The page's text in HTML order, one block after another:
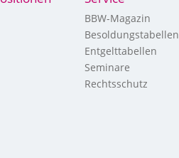
BBW-Magazin
Besoldungstabellen
Entgelttabellen
Seminare
Rechtsschutz